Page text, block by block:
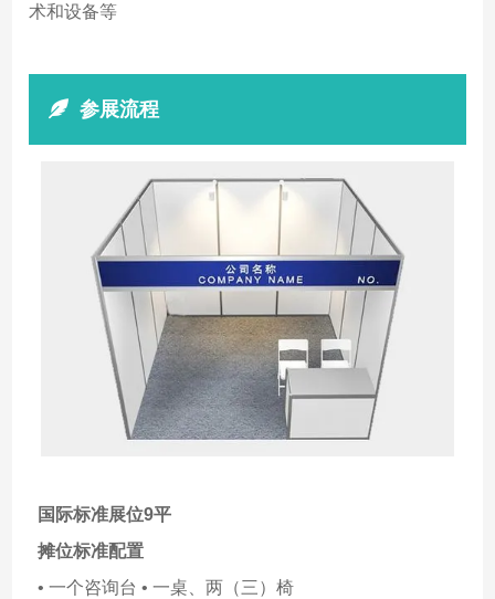
术和设备等
参展流程
国际标准展位9平
摊位标准配置
• 一个咨询台 • 一桌、两（三）椅